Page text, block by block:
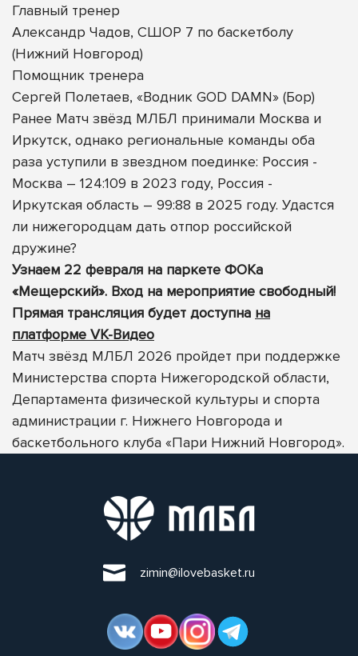
Главный тренер
Александр Чадов, СШОР 7 по баскетболу
(Нижний Новгород)
Помощник тренера
Сергей Полетаев, «Водник GOD DAMN» (Бор)
Ранее Матч звёзд МЛБЛ принимали Москва и
Иркутск, однако региональные команды оба
раза уступили в звездном поединке: Россия -
Москва – 124:109 в 2023 году, Россия -
Иркутская область – 99:88 в 2025 году. Удастся
ли нижегородцам дать отпор российской
дружине?
Узнаем 22 февраля на паркете ФОКа
«Мещерский». Вход на мероприятие свободный!
Прямая трансляция будет доступна на
платформе VK-Видео
Матч звёзд МЛБЛ 2026 пройдет при поддержке
Министерства спорта Нижегородской области,
Департамента физической культуры и спорта
администрации г. Нижнего Новгорода и
баскетбольного клуба «Пари Нижний Новгород».
zimin@ilovebasket.ru